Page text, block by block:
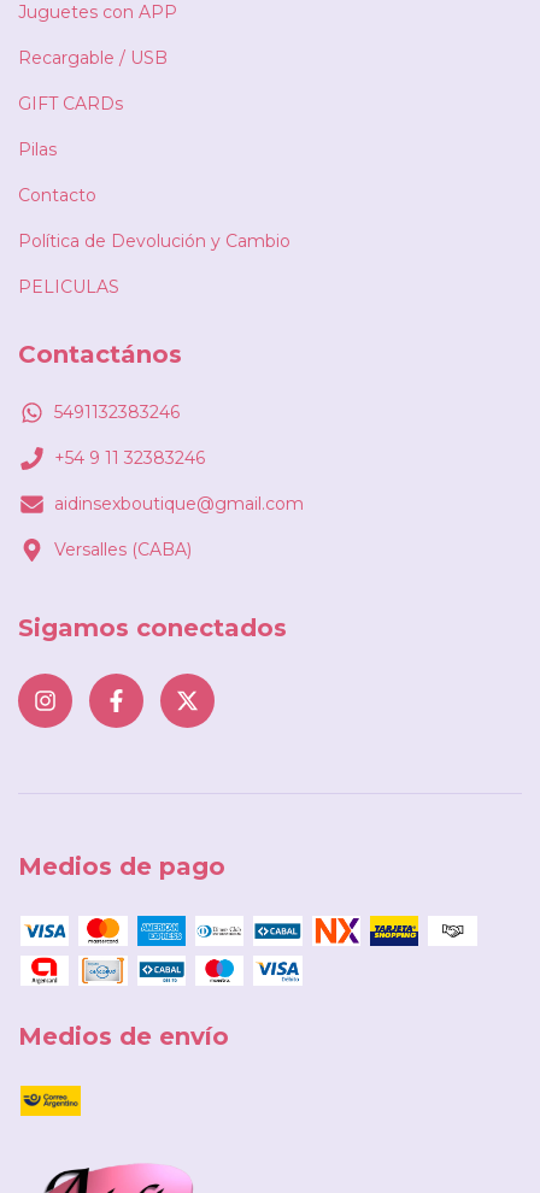
Juguetes con APP
Recargable / USB
GIFT CARDs
Pilas
Contacto
Política de Devolución y Cambio
PELICULAS
Contactános
5491132383246
+54 9 11 32383246
aidinsexboutique@gmail.com
Versalles (CABA)
Sigamos conectados
Medios de pago
Medios de envío